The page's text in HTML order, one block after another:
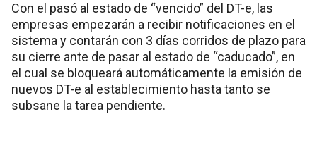
Con el pasó al estado de “vencido” del DT-e, las
empresas empezarán a recibir notificaciones en el
sistema y contarán con 3 días corridos de plazo para
su cierre ante de pasar al estado de “caducado”, en
el cual se bloqueará automáticamente la emisión de
nuevos DT-e al establecimiento hasta tanto se
subsane la tarea pendiente.